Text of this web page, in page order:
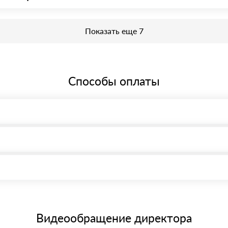
Показать еще 7
Способы оплаты
через системы электронных платежей.
банковским картам
материала после проверки качества и количества заказанного
Видеообращение директора